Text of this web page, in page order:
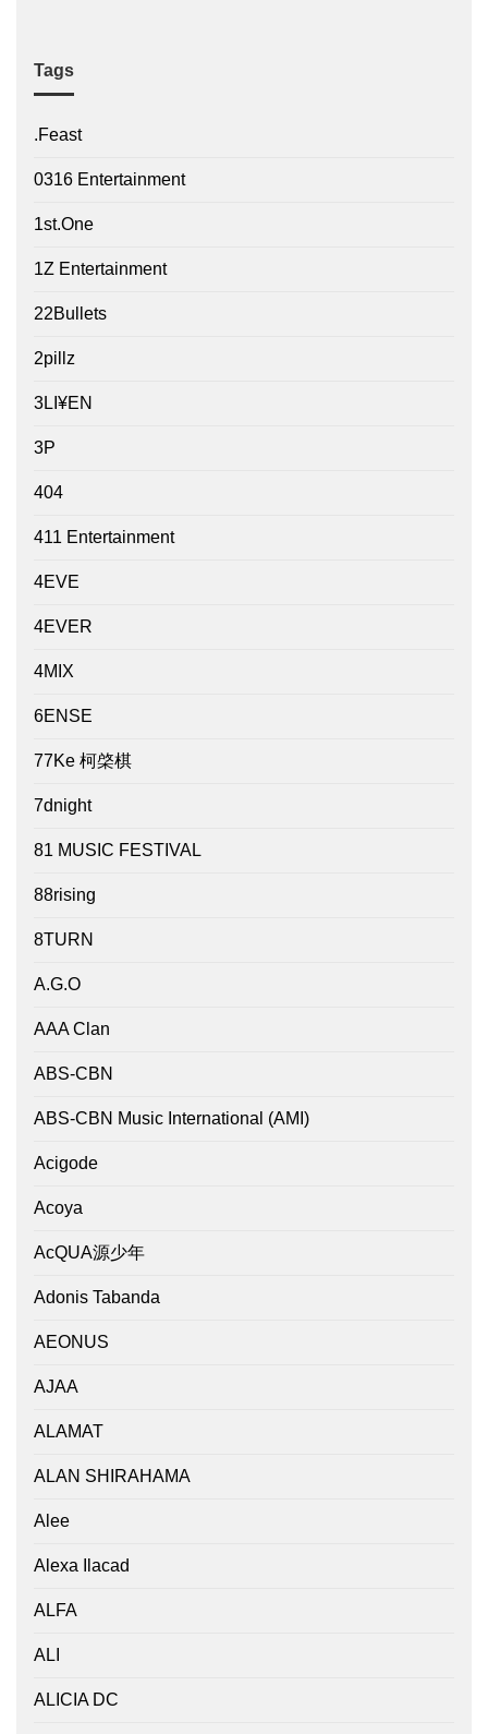
Tags
.Feast
0316 Entertainment
1st.One
1Z Entertainment
22Bullets
2pillz
3LI¥EN
3P
404
411 Entertainment
4EVE
4EVER
4MIX
6ENSE
77Ke 柯棨棋
7dnight
81 MUSIC FESTIVAL
88rising
8TURN
A.G.O
AAA Clan
ABS-CBN
ABS-CBN Music International (AMI)
Acigode
Acoya
AcQUA源少年
Adonis Tabanda
AEONUS
AJAA
ALAMAT
ALAN SHIRAHAMA
Alee
Alexa Ilacad
ALFA
ALI
ALICIA DC